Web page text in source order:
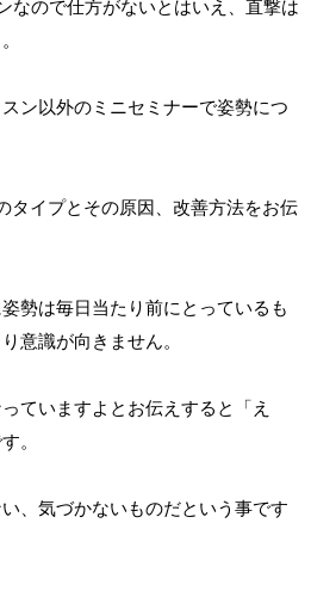
なので仕方がないとはいえ、直撃は
ン以外のミニセミナーで姿勢につ
タイプとその原因、改善方法をお伝
勢は毎日当たり前にとっているも
意識が向きません。
ていますよとお伝えすると「え
。
、気づかないものだという事です